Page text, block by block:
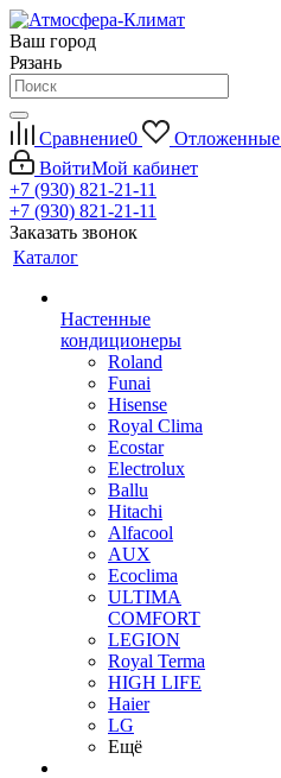
Ваш город
Рязань
Сравнение0 Отложенные
ВойтиМой кабинет
+7 (930) 821-21-11
+7 (930) 821-21-11
Заказать звонок
Каталог
Настенные
кондиционеры
Roland
Funai
Hisense
Royal Clima
Ecostar
Electrolux
Ballu
Hitachi
Alfacool
AUX
Ecoclima
ULTIMA
COMFORT
LEGION
Royal Terma
HIGH LIFE
Haier
LG
Ещё